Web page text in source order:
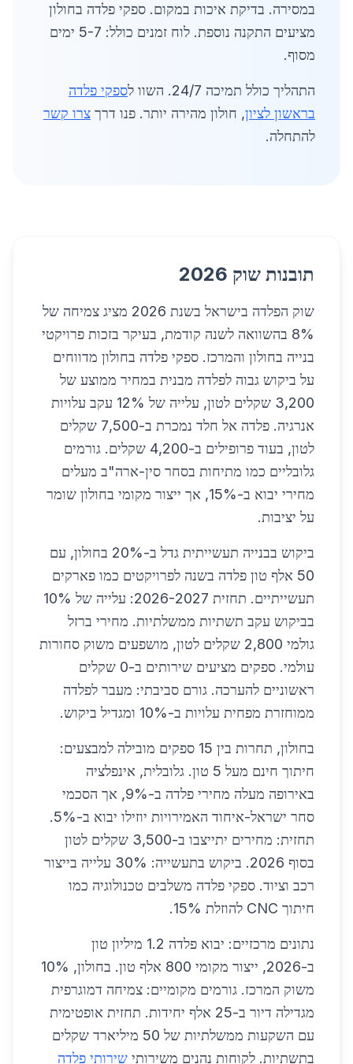
במסירה. בדיקת איכות במקום. ספקי פלדה בחולון
מציעים התקנה נוספת. לוח זמנים כולל: 5-7 ימים
מסוף.
התהליך כולל תמיכה 24/7. השוו ל
ספקי פלדה
בראשון לציון, חולון מהירה יותר. פנו דרך צרו קשר
להתחלה.
תובנות שוק 2026
שוק הפלדה בישראל בשנת 2026 מציג צמיחה של
8% בהשוואה לשנה קודמת, בעיקר בזכות פרויקטי
בנייה בחולון והמרכז. ספקי פלדה בחולון מדווחים
על ביקוש גבוה לפלדה מבנית במחיר ממוצע של
3,200 שקלים לטון, עלייה של 12% עקב עלויות
אנרגיה. פלדה אל חלד נמכרת ב-7,500 שקלים
לטון, בעוד פרופילים ב-4,200 שקלים. גורמים
גלובליים כמו מתיחות בסחר סין-ארה"ב מעלים
מחירי יבוא ב-15%, אך ייצור מקומי בחולון שומר
על יציבות.
ביקוש בבנייה תעשייתית גדל ב-20% בחולון, עם
50 אלף טון פלדה בשנה לפרויקטים כמו פארקים
תעשייתיים. תחזית 2026-2027: עלייה של 10%
בביקוש עקב תשתיות ממשלתיות. מחירי ברזל
גולמי 2,800 שקלים לטון, מושפעים משוק סחורות
עולמי. ספקים מציעים שירותים ב-0 שקלים
ראשוניים להערכה. גורם סביבתי: מעבר לפלדה
ממוחזרת מפחית עלויות ב-10% ומגדיל ביקוש.
בחולון, תחרות בין 15 ספקים מובילה למבצעים:
חיתוך חינם מעל 5 טון. גלובלית, אינפלציה
באירופה מעלה מחירי פלדה ב-9%, אך הסכמי
סחר ישראל-איחוד האמירויות יוזילו יבוא ב-5%.
תחזית: מחירים יתייצבו ב-3,500 שקלים לטון
בסוף 2026. ביקוש בתעשייה: 30% עלייה בייצור
רכב וציוד. ספקי פלדה משלבים טכנולוגיה כמו
חיתוך CNC להוזלת 15%.
נתונים מרכזיים: יבוא פלדה 1.2 מיליון טון
ב-2026, ייצור מקומי 800 אלף טון. בחולון, 10%
משוק המרכז. גורמים מקומיים: צמיחה דמוגרפית
מגדילה דיור ב-25 אלף יחידות. תחזית אופטימית
עם השקעות ממשלתיות של 50 מיליארד שקלים
בתשתיות. לקוחות נהנים משירותי שירותי פלדה